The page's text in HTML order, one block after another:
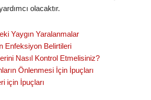
olacaktır.
Yaygın Yaralanmalar
Enfeksiyon Belirtileri
Nasıl Kontrol Etmelisiniz?
Önlenmesi İçin İpuçları
için İpuçları